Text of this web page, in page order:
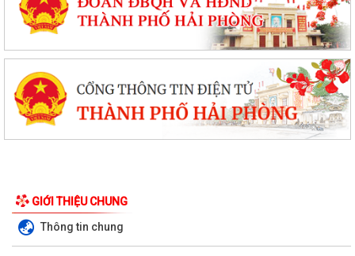
GIỚI THIỆU CHUNG
Thông tin chung